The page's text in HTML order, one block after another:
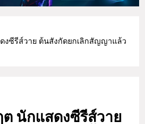
งซีรีส์วาย ต้นสังกัดยกเลิกสัญญาแล้ว
ต นักแสดงซีรีส์วาย